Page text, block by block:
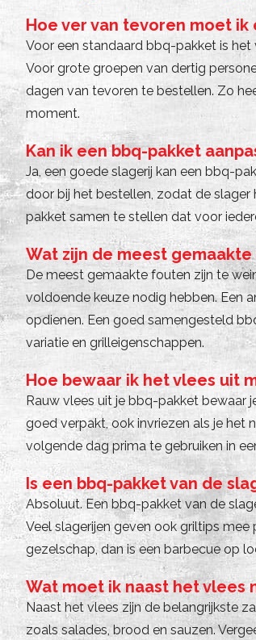
Hoe ver van tevoren moet
Voor een standaard bbq-pakket is
Voor grote groepen van dertig
dagen van tevoren te bestellen. Zo
moment.
Kan ik een bbq-pakket
Ja, een goede slagerij kan een bbq-
door bij het bestellen, zodat de slager
pakket samen te stellen dat voor
Wat zijn de meest
De meest gemaakte fouten zijn te
voldoende keuze nodig hebben. Een
opdienen. Een goed samengesteld
variatie en grilleigenschappen.
Hoe bewaar ik het vlees uit
Rauw vlees uit je bbq-pakket bewaar
goed verpakt, ook invriezen als je het
volgende dag prima te gebruiken in
Is een bbq-pakket van de
Absoluut. Een bbq-pakket van de
Veel slagerijen geven ook griltips
gezelschap, dan is een barbecue op
Wat moet ik naast het vlees
Naast het vlees zijn de belangrijkste
zoals salades, brood en sauzen.